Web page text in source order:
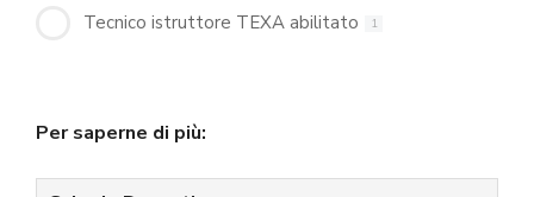
Tecnico istruttore TEXA abilitato 1
Per saperne di più: